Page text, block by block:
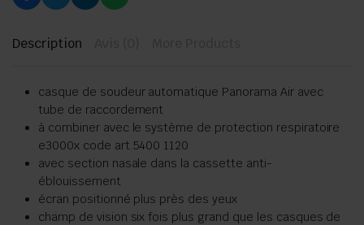
Description
casque de soudeur automatique Panorama Air avec
tube de raccordement
à combiner avec le système de protection respiratoire
e3000x code art.5400 1120
avec section nasale dans la cassette anti-
éblouissement
écran positionné plus près des yeux
champ de vision six fois plus grand que les casques de